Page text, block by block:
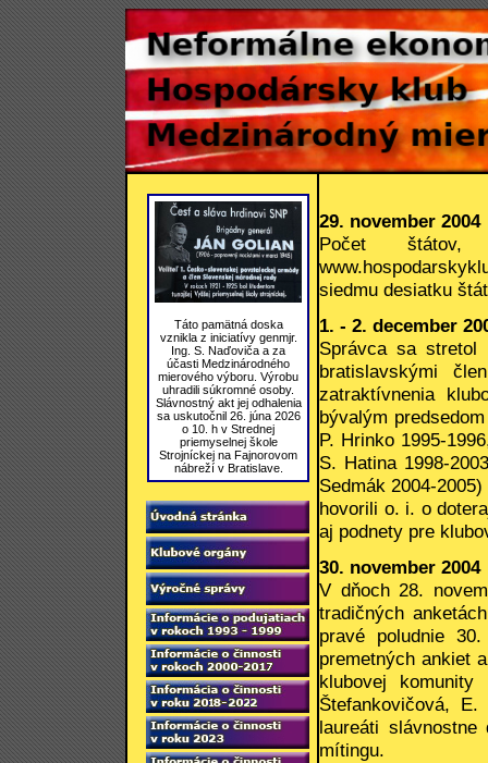
Táto pamätná doska
vznikla z iniciatívy genmjr.
Ing. S. Naďoviča a za
účasti Medzinárodného
mierového výboru. Výrobu
uhradili súkromné osoby.
Slávnostný akt jej odhalenia
sa uskutočnil 26. júna 2026
o 10. h v Strednej
priemyselnej škole
Strojníckej na Fajnorovom
nábreží v Bratislave.
29. november 2004
Počet
siedmu desiatku
1. - 2. december
Správca sa stretol
bratislavskými
zatraktívnenia
bývalým
P. Hrinko 1995-
S. Hatina 1998-
Sedmák 2004-
hovorili o. i. o
aj podnety pre
30. november 2004
V dňoch 28.
tradičných
pravé poludnie
premetných ankiet
klubovej
Štefankovičová,
laureáti
mítingu.